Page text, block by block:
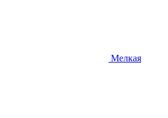
Мелкая